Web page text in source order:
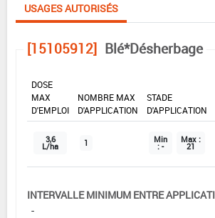
USAGES AUTORISÉS
[15105912] Blé*Désherbage
DOSE
MAX
D'EMPLOI
NOMBRE MAX
D'APPLICATION
STADE
D'APPLICATION
3,6
L/ha 1 Min
: -
Max :
21
INTERVALLE MINIMUM ENTRE
-